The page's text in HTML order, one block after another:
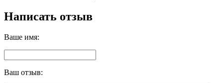
Написать отзыв
Ваше имя:
Ваш отзыв: